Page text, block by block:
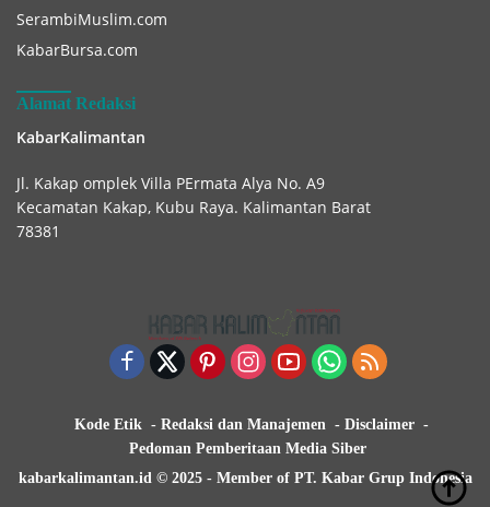
SerambiMuslim.com
KabarBursa.com
Alamat Redaksi
KabarKalimantan
Jl. Kakap omplek Villa PErmata Alya No. A9
Kecamatan Kakap, Kubu Raya. Kalimantan Barat
78381
Kode Etik Redaksi dan Manajemen
Disclaimer
Pedoman Pemberitaan Media Siber
kabarkalimantan.id © 2025 - Member of PT. Kabar Grup Indonesia